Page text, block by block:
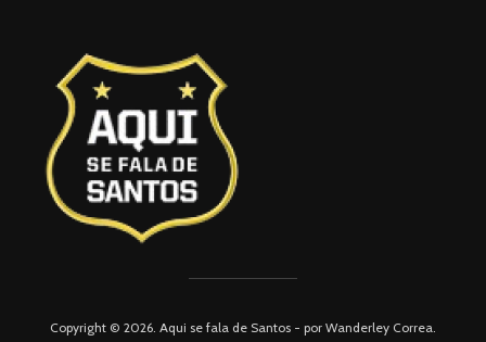
Copyright © 2026. Aqui se fala de Santos - por Wanderley Correa.